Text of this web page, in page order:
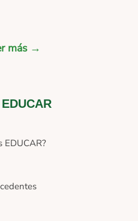
más →
EDUCAR?